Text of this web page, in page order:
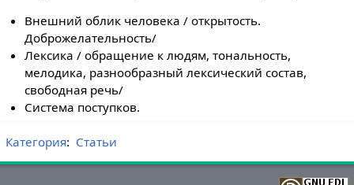
Внешний облик человека / открытость.
Доброжелательность/
Лексика / обращение к людям, тональность,
мелодика, разнообразный лексический состав,
свободная речь/
Система поступков.
Категория: Статьи